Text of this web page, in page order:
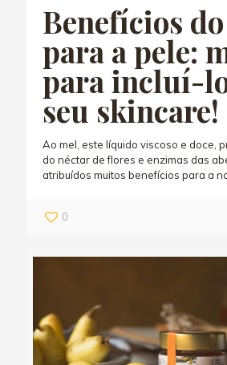
Benefícios
para a pele:
para incluí-
seu skincare!
Ao mel, este líquido viscoso e doce,
do néctar de flores e enzimas das
atribuídos muitos benefícios para a
0